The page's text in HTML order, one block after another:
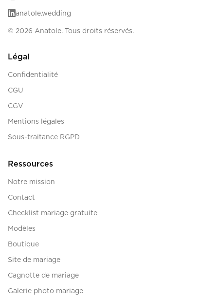
anatole.wedding
© 2026 Anatole. Tous droits réservés.
Légal
Confidentialité
CGU
CGV
Mentions légales
Sous-traitance RGPD
Ressources
Notre mission
Contact
Checklist mariage gratuite
Modèles
Boutique
Site de mariage
Cagnotte de mariage
Galerie photo mariage